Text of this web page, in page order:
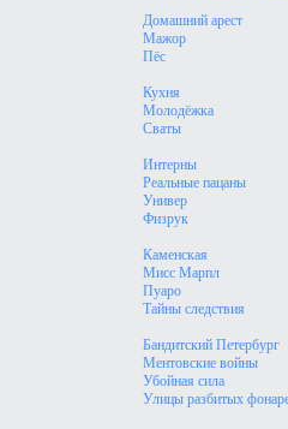
Домашний арест
Мажор
Пёс
Кухня
Молодёжка
Сваты
Интерны
Реальные пацаны
Универ
Физрук
Каменская
Мисс Марпл
Пуаро
Тайны следствия
Бандитский Петербург
Ментовские войны
Убойная сила
Улицы разбитых